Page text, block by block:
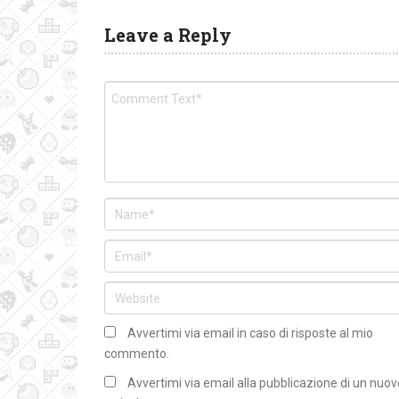
Leave a Reply
Avvertimi via email in caso di risposte al mio
commento.
Avvertimi via email alla pubblicazione di un